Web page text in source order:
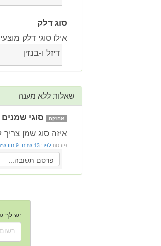
סוג דלק
אילו סוגי דלק
דיזל ו-בנזין
שאלות ללא מענה
אחזקה סוגי שמנים
איזה סוג שמן
פורסםלפני 13 שנים, 9 חודשים
יש לך שאלה